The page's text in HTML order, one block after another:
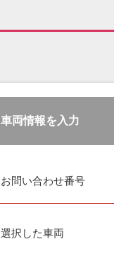
車両情報を入力
お問い合わせ番号
選択した車両